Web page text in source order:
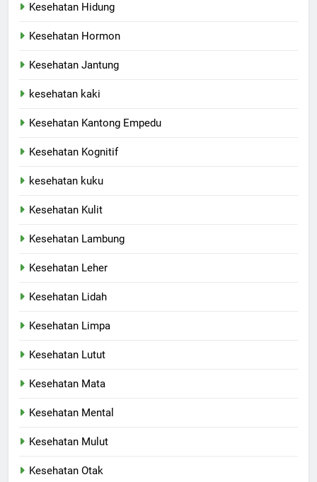
Kesehatan Hidung
Kesehatan Hormon
Kesehatan Jantung
kesehatan kaki
Kesehatan Kantong Empedu
Kesehatan Kognitif
kesehatan kuku
Kesehatan Kulit
Kesehatan Lambung
Kesehatan Leher
Kesehatan Lidah
Kesehatan Limpa
Kesehatan Lutut
Kesehatan Mata
Kesehatan Mental
Kesehatan Mulut
Kesehatan Otak